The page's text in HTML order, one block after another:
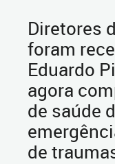
Diretores
foram
Eduardo
agora
de saúde
de